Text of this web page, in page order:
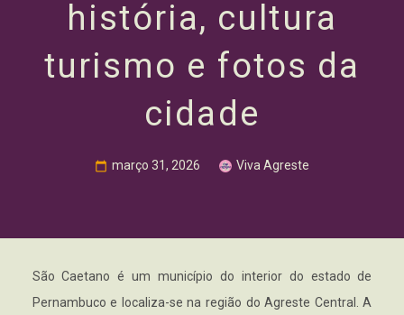
história, cultura
turismo e fotos da
cidade
março 31, 2026 Viva Agreste
São Caetano é um município do interior do estado de
Pernambuco e localiza-se na região do Agreste Central. A